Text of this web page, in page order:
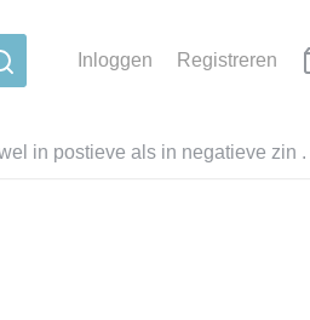
Inloggen Registreren
in postieve als in negatieve zin .